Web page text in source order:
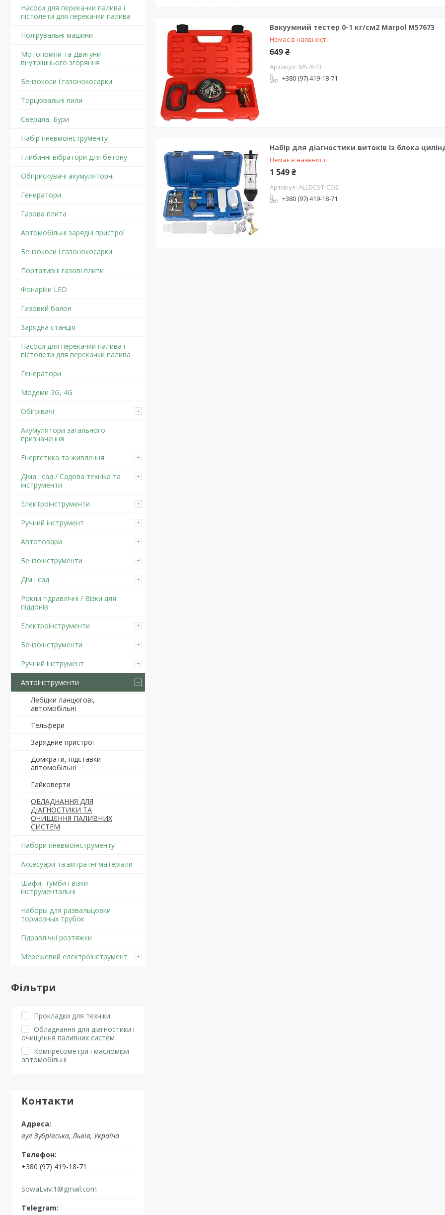
Насоси для перекачки палива і
пістолети для перекачки палива
Полірувальні машини
Мотопомпи та Двигуни
внутрішнього згоряння
Бензокоси і газонокосарки
Торцювальні пили
Свердла, Бури
Набір пневмоінструменту
Глибинні вібратори для бетону
Обприскувачі акумуляторні
Генератори
Газова плита
Автомобільні зарядні пристрої
Бензокоси і газонокосарки
Портативні газові плити
Фонаріки LED
Газовий балон
Зарядна станція
Насоси для перекачки палива і
пістолети для перекачки палива
Генератори
Модеми 3G, 4G
Обігрівачі
Акумулятори загального
призначення
Енергетика та живлення
Діма і сад / Садова техніка та
інструменти
Електроінструменти
Ручний інструмент
Автотовари
Бензоінструменти
Дім і сад
Рокли гідравлічні / Візки для
піддонів
Електроінструменти
Бензоінструменти
Ручний інструмент
Автоінструменти
Лебідки ланцюгові,
автомобільні
Тельфери
Зарядние пристрої
Домкрати, підставки
автомобільні
Гайковерти
ОБЛАДНАННЯ ДЛЯ
ДІАГНОСТИКИ ТА
ОЧИЩЕННЯ ПАЛИВНИХ
СИСТЕМ
Набори пневмоінструменту
Аксесуари та витратні матеріали
Шафи, тумби і візки
інструментальні
Наборы для развальцовки
тормозных трубок
Гідравлічні розтяжки
Мережевий електроінструмент
Фільтри
Прокладки для техніки
Обладнання для діагностики і
очищення паливних систем
Компресометри і масломіри
автомобільні
Контакти
вул Зубрівська, Львів, Україна
+380 (97) 419-18-71
SowaLviv.1@gmail.com
Вакуумний тестер 0-1 кг/см2 Marpol M57673
Немає в наявності
649 ₴
M57673
+380 (97) 419-18-71
Набір для діагностики витоків із блока
Немає в наявності
1 549 ₴
ALLDCST-CO2
+380 (97) 419-18-71